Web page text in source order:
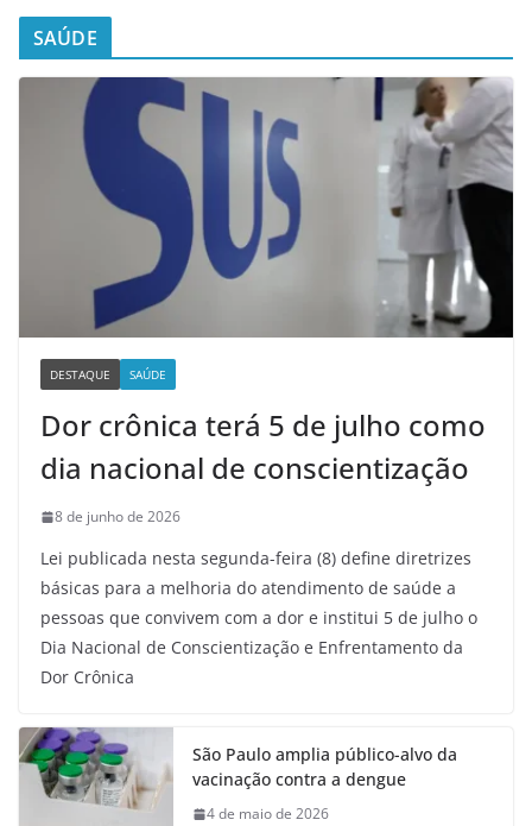
SAÚDE
DESTAQUE SAÚDE
Dor crônica terá 5 de julho como
dia nacional de conscientização
8 de junho de 2026
Lei publicada nesta segunda-feira (8) define diretrizes
básicas para a melhoria do atendimento de saúde a
pessoas que convivem com a dor e institui 5 de julho o
Dia Nacional de Conscientização e Enfrentamento da
Dor Crônica
São Paulo amplia público-alvo da
vacinação contra a dengue
4 de maio de 2026